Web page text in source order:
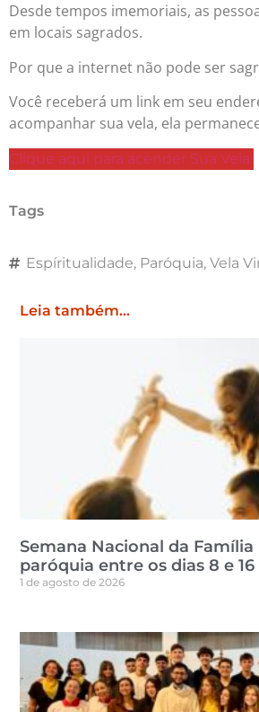
Desde tempos imemoriais, as
em locais sagrados.
Por que a internet não pode ser
Você receberá um link em seu
acompanhar sua vela, ela
Clique aqui para acender Sua Vela!
Tags
Espíritualidade, Paróquia, Vela
Leia também...
Semana Nacional da
paróquia entre os dias 8 e
1 de agosto de 2026